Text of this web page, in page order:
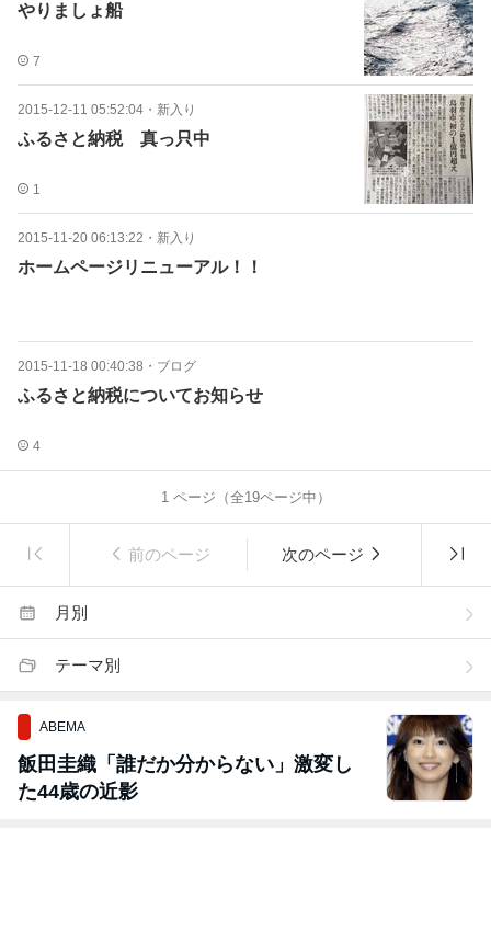
やりましょ船
7
2015-12-11 05:52:04 ・ 新入り
ふるさと納税 真っ只中
1
2015-11-20 06:13:22 ・ 新入り
ホームページリニューアル！！
2015-11-18 00:40:38 ・ ブログ
ふるさと納税についてお知らせ
4
1ページ（全19ページ中）
前のページ 次のページ
月別
テーマ別
ABEMA
飯田圭織「誰だか分からない」激変し
た44歳の近影